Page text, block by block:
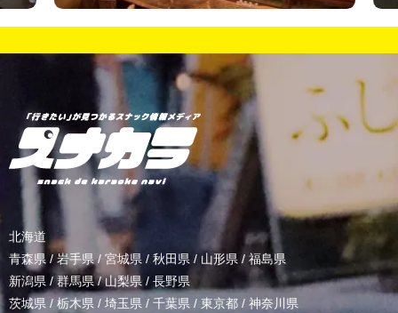
北海道
青森県 / 岩手県/ 宮城県 / 秋田県 / 山形県/ 福島県
新潟県 /群馬県/山梨県 / 長野県
茨城県 / 栃木県 / 埼玉県 / 千葉県 / 東京都 / 神奈川県